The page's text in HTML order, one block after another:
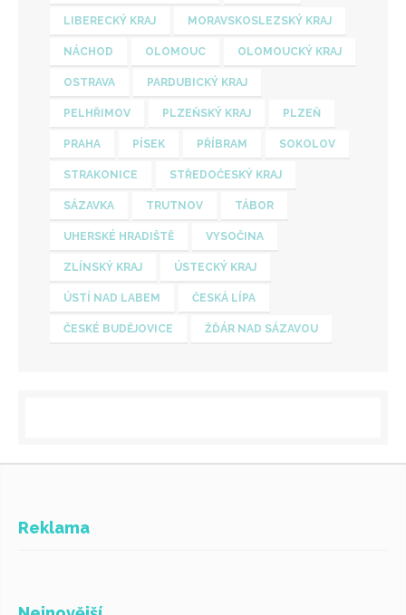
LIBERECKÝ KRAJ MORAVSKOSLEZSKÝ KRAJ
NÁCHOD OLOMOUC OLOMOUCKÝ KRAJ
OSTRAVA PARDUBICKÝ KRAJ
PELHŘIMOV PLZEŇSKÝ KRAJ PLZEŇ
PRAHA PÍSEK PŘÍBRAM SOKOLOV
STRAKONICE STŘEDOČESKÝ KRAJ
SÁZAVKA TRUTNOV TÁBOR
UHERSKÉ HRADIŠTĚ VYSOČINA
ZLÍNSKÝ KRAJ ÚSTECKÝ KRAJ
ÚSTÍ NAD LABEM ČESKÁ LÍPA
ČESKÉ BUDĚJOVICE ŽĎÁR NAD SÁZAVOU
Reklama